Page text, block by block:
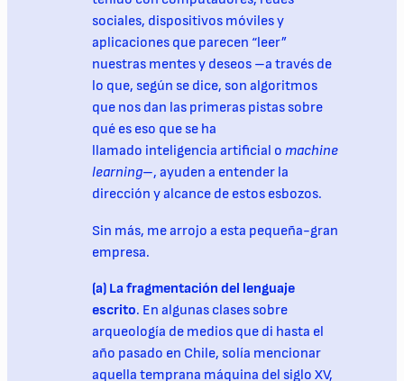
sociales, dispositivos móviles y
aplicaciones que parecen “leer”
nuestras mentes y deseos –a través de
lo que, según se dice, son algoritmos
que nos dan las primeras pistas sobre
qué es eso que se ha
llamado inteligencia artificial o machine
learning–, ayuden a entender la
dirección y alcance de estos esbozos.
Sin más, me arrojo a esta pequeña-gran
empresa.
(a) La fragmentación del lenguaje
escrito. En algunas clases sobre
arqueología de medios que di hasta el
año pasado en Chile, solía mencionar
aquella temprana máquina del siglo XV,